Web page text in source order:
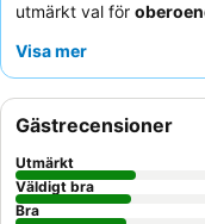
utmärkt val för
framför traditionella
om vissa har noterat
badrumsunderhåll och
tilltalar
för att utforska staden
plats. För att säkerställa
Visa mer
Gästrecensioner
Utmärkt
Väldigt bra
Bra